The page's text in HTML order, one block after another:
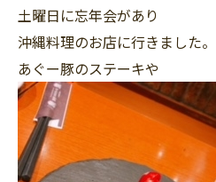
土曜日に忘年会があり
沖縄料理のお店に行きました。
あぐー豚のステーキや